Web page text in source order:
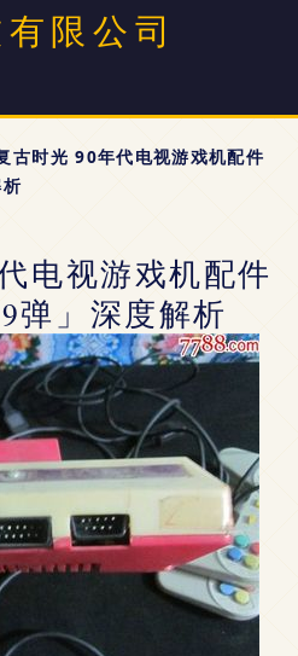
限公司
古时光 90年代电视游戏机配件
电视游戏机配件
弹」深度解析